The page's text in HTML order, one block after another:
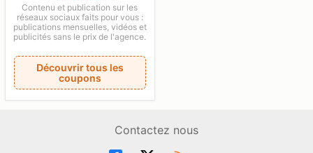
Contenu et publication sur les
réseaux sociaux faits pour vous :
publications mensuelles, vidéos et
publicités sans le prix de l'agence.
Découvrir tous les
coupons
Contactez nous